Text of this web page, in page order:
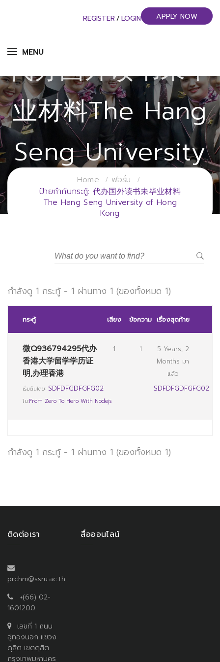
MENU
REGISTER / LOGIN APPLY NOW
代办国外读书未毕
业材料The Hang
Seng University
Of Hong Kong
วิทยาลัยการจัดการอุตสาหกรรมบริการ
Home
ฟอรั่ม
ป้ายกำกับกระทู้: 代办国外读书未毕业材料
The Hang Seng University of Hong
Kong
กำลังดู 1 กระทู้ - 1 ผ่านทาง 1 (ของทั้งหมด 1)
กระทู้ เสียง ข้อความ เรื่องสุดท้าย
微Q936794295代办
香港大学留学学历证
明,办理香港
เริ่มต้นโดย: SDFDFGDFGFG02
ใน:From Zero To Hero With Nodejs
1 1
5 Years, 2
Months มา
แล้ว
SDFDFGDFGFG02
กำลังดู 1 กระทู้ - 1 ผ่านทาง 1 (ของทั้งหมด 1)
ติดต่อเรา
prchm@ssru.ac.th
+(66) 02-
1601200
เลขที่ 1 ถนน
อู่ทองนอก แขวง
ดุสิต เขตดุสิต
กรุงเทพมหานคร
สื่อออนไลน์